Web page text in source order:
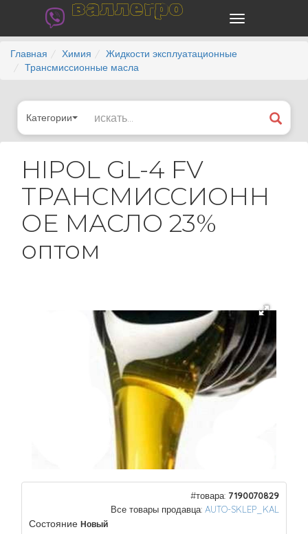
валлегро
Главная Химия
Жидкости эксплуатационные
Трансмиссионные масла
Категории
HIPOL GL-4 FV
ТРАНСМИССИОНН
ОЕ МАСЛО 23%
оптом
#товара: 7190070829
Все товары продавца: AUTO-SKLEP_KAL
Состояние Новый